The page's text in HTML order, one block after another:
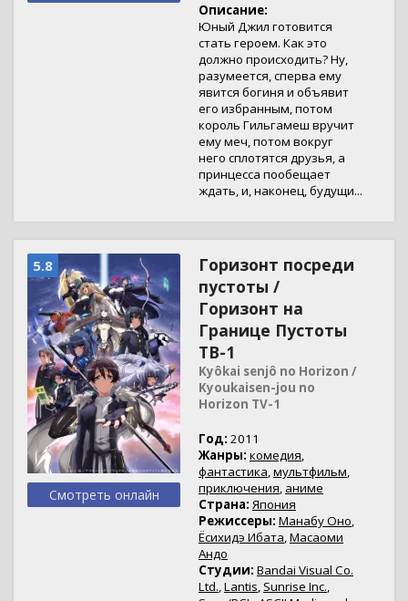
Описание:
Юный Джил готовится
стать героем. Как это
должно происходить? Ну,
разумеется, сперва ему
явится богиня и объявит
его избранным, потом
король Гильгамеш вручит
ему меч, потом вокруг
него сплотятся друзья, а
принцесса пообещает
ждать, и, наконец, будущи...
5.8
Смотреть онлайн
Горизонт посреди
пустоты /
Горизонт на
Границе Пустоты
ТВ-1
Kyôkai senjô no Horizon /
Kyoukaisen-jou no
Horizon TV-1
Год: 2011
Жанры: комедия,
фантастика,мультфильм,
приключения, аниме
Страна: Япония
Режиссеры: Манабу Оно,
Ёсихидэ Ибата,Масаоми
Андо
Студии: Bandai Visual Co.
Ltd.,Lantis,Sunrise Inc.,